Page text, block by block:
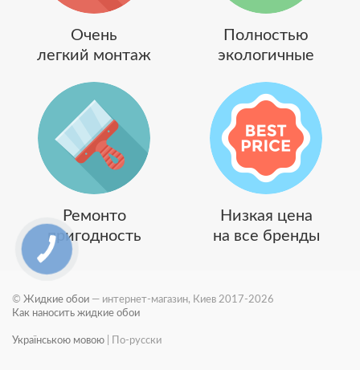
Очень
легкий монтаж
Полностью
экологичные
Ремонто
пригодность
Низкая цена
на все бренды
© Жидкие обои — интернет-магазин, Киев 2017-2026
Как наносить жидкие обои
Українською мовою По-русски